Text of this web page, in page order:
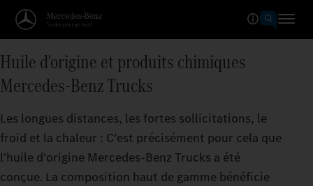
Huile d'origine et produits chimiques
Mercedes‑Benz Trucks
Les longues distances, les fortes sollicitations, le
froid et la chaleur : C'est précisément pour cela que
l'huile d'origine Mercedes‑Benz Trucks a été
conçue. La composition haut de gamme bénéficie